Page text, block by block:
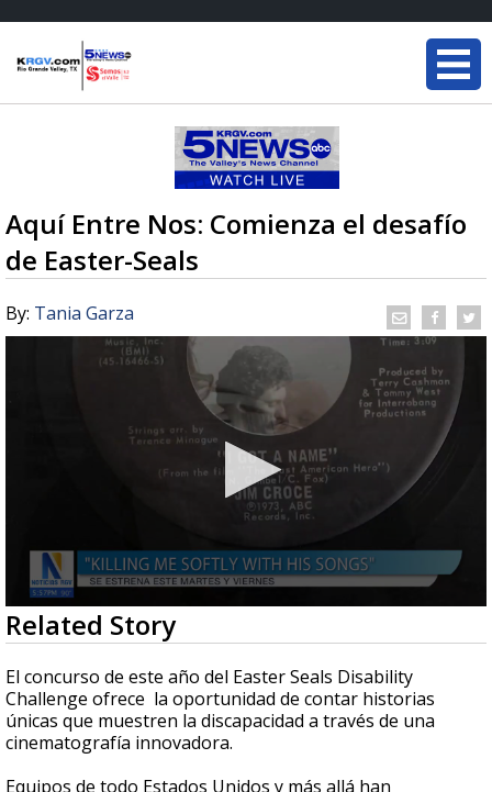
Aquí Entre Nos: Comienza el desafío
de Easter-Seals
By: Tania Garza
0
seconds
of
1
minute,
47
seconds
Related Story
El concurso de este año del Easter Seals Disability
Challenge ofrece la oportunidad de contar historias
únicas que muestren la discapacidad a través de una
cinematografía innovadora.
Equipos de todo Estados Unidos y más allá han